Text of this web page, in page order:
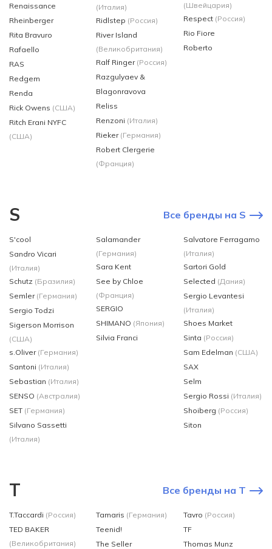
Renaissance
Rheinberger
Rita Bravuro
Rafaello
RAS
Redgem
Renda
Rick Owens (США)
Ritch Erani NYFC
(США)
(Италия)
Ridlstep (Россия)
River Island
(Великобритания)
Ralf Ringer (Россия)
Razgulyaev &
Blagonravova
Reliss
Renzoni (Италия)
Rieker (Германия)
Robert Clergerie
(Франция)
(Швейцария)
Respect (Россия)
Rio Fiorе
Roberto
S Все бренды на S
S'cool
Sandro Vicari
(Италия)
Schutz (Бразилия)
Semler (Германия)
Sergio Todzi
Sigerson Morrison
(США)
s.Oliver (Германия)
Santoni (Италия)
Sebastian (Италия)
SENSO (Австралия)
SET (Германия)
Silvano Sassetti
(Италия)
Salamander
(Германия)
Sara Kent
See by Chloe
(Франция)
SERGIO
SHIMANO (Япония)
Silvia Franci
Salvatore Ferragamo
(Италия)
Sartori Gold
Selected (Дания)
Sergio Levantesi
(Италия)
Shoes Market
Sinta (Россия)
Sam Edelman (США)
SAX
Selm
Sergio Rossi (Италия)
Shoiberg (Россия)
Siton
T Все бренды на T
T.Taccardi (Россия)
TED BAKER
(Великобритания)
Tamaris (Германия)
Teenid!
The Seller
Tavro (Россия)
TF
Thomas Munz